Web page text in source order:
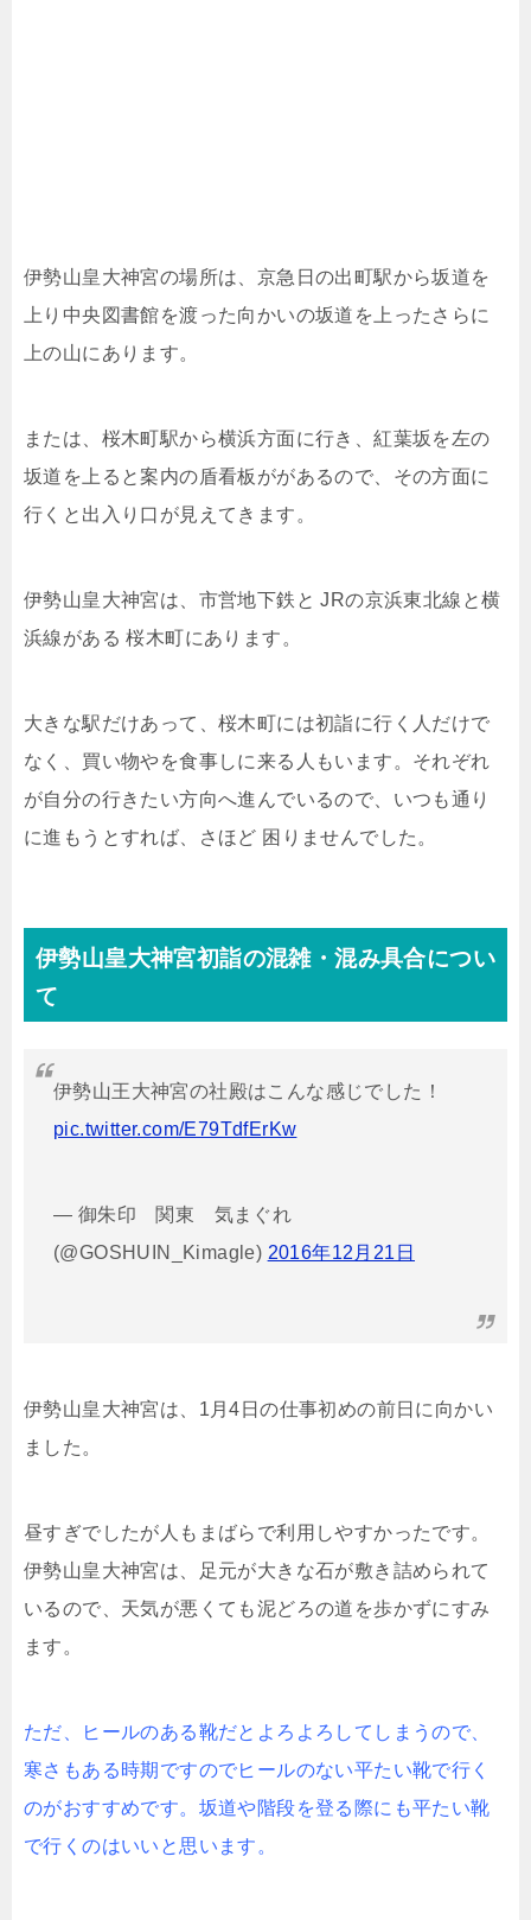
伊勢山皇大神宮の場所は、京急日の出町駅から坂道を
上り中央図書館を渡った向かいの坂道を上ったさらに
上の山にあります。
または、桜木町駅から横浜方面に行き、紅葉坂を左の
坂道を上ると案内の盾看板ががあるので、その方面に
行くと出入り口が見えてきます。
伊勢山皇大神宮は、市営地下鉄と JRの京浜東北線と横
浜線がある 桜木町にあります。
大きな駅だけあって、桜木町には初詣に行く人だけで
なく、買い物やを食事しに来る人もいます。それぞれ
が自分の行きたい方向へ進んでいるので、いつも通り
に進もうとすれば、さほど 困りませんでした。
伊勢山皇大神宮初詣の混雑・混み具合につい
て
伊勢山王大神宮の社殿はこんな感じでした！
pic.twitter.com/E79TdfErKw
— 御朱印 関東 気まぐれ
(@GOSHUIN_Kimagle) 2016年12月21日
伊勢山皇大神宮は、1月4日の仕事初めの前日に向かい
ました。
昼すぎでしたが人もまばらで利用しやすかったです。
伊勢山皇大神宮は、足元が大きな石が敷き詰められて
いるので、天気が悪くても泥どろの道を歩かずにすみ
ます。
ただ、ヒールのある靴だとよろよろしてしまうので、
寒さもある時期ですのでヒールのない平たい靴で行く
のがおすすめです。坂道や階段を登る際にも平たい靴
で行くのはいいと思います。